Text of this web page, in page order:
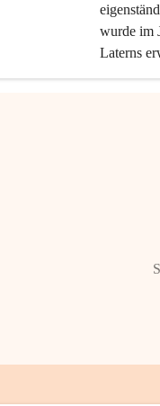
wurde im
Laterns